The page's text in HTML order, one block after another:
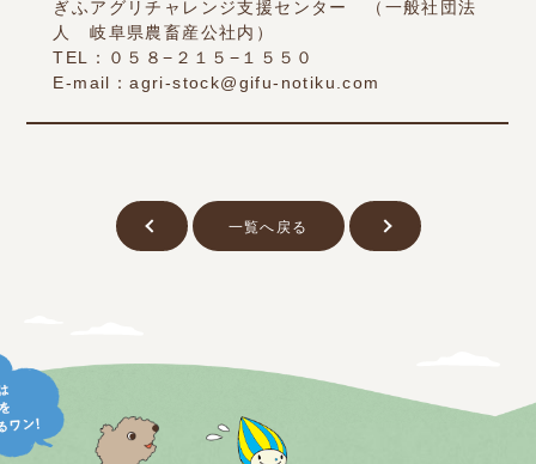
ぎふアグリチャレンジ支援センター （一般社団法
人 岐阜県農畜産公社内）
TEL：０５８−２１５−１５５０
E-mail：agri-stock@gifu-notiku.com
一覧へ戻る